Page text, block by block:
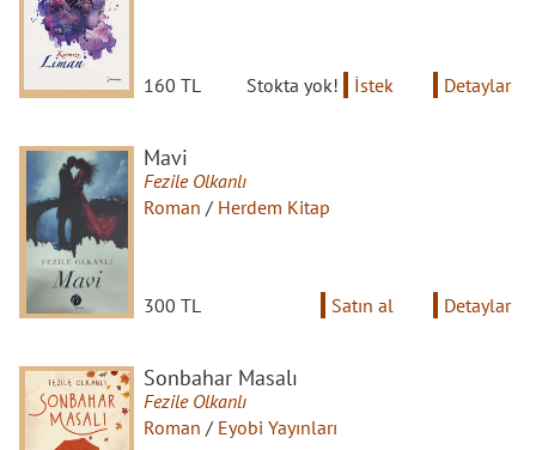
160 TL Stokta yok! İstek Detaylar
Mavi
Fezile Olkanlı
Roman / Herdem Kitap
300 TL Satın al Detaylar
Sonbahar Masalı
Fezile Olkanlı
Roman / Eyobi Yayınları